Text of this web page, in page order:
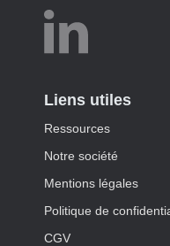
Liens utiles
Ressources
Notre société
Mentions légales
Politique de
CGV